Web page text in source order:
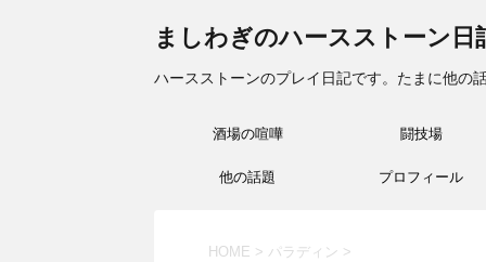
ましわぎのハースストーン日
ハースストーンのプレイ日記です。たまに他の
酒場の喧嘩 闘技場
他の話題 プロフィール
HOME > パラディン >